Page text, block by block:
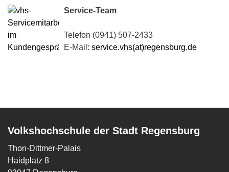
Service-Team
Telefon (0941) 507-2433
E-Mail: service.vhs(at)regensburg.de
Volkshochschule der Stadt Regensburg
Thon-Dittmer-Palais
Haidplatz 8